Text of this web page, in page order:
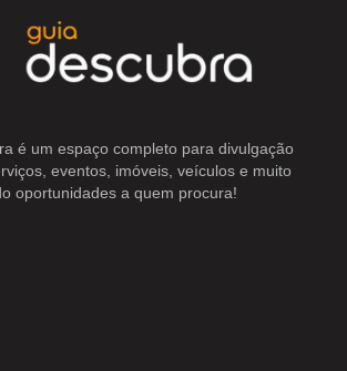
é um espaço completo para divulgação
eventos, imóveis, veículos e muito
oportunidades a quem procura!